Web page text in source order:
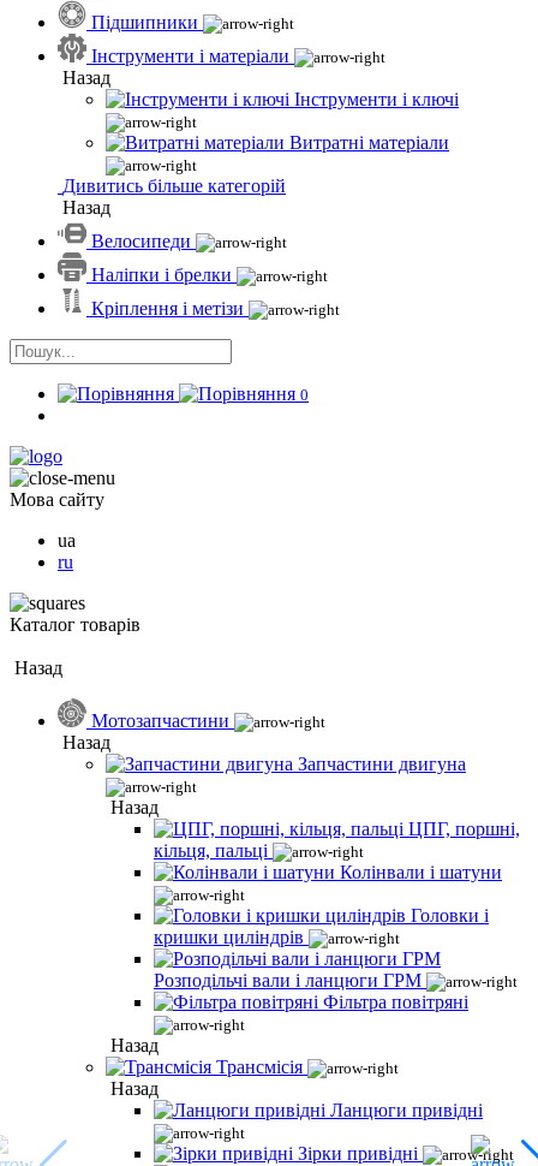
Підшипники
Інструменти і матеріали
Назад
Інструменти і ключі
Витратні матеріали
Дивитись більше категорій
Назад
Велосипеди
Наліпки і брелки
Кріплення і метізи
0
Мова сайту
ua
ru
Каталог товарів
Назад
Мотозапчастини
Назад
Запчастини двигуна
Назад
ЦПГ, поршні,
кільця, пальці
Колінвали і шатуни
Головки і
кришки циліндрів
Розподільчі вали і ланцюги ГРМ
Фільтра повітряні
Назад
Трансмісія
Назад
Ланцюги привідні
Зірки привідні